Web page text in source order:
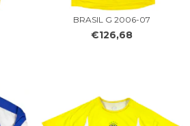
BRASIL G 2006-07
€126,68